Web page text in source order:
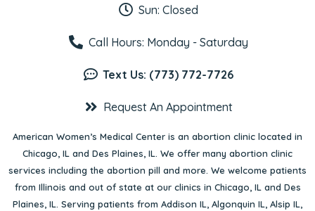
Sun: Closed
Call Hours: Monday - Saturday
Text Us: (773) 772-7726
Request An Appointment
American Women’s Medical Center is an abortion clinic located in
Chicago, IL and Des Plaines, IL. We offer many abortion clinic
services including the abortion pill and more. We welcome patients
from Illinois and out of state at our clinics in Chicago, IL and Des
Plaines, IL. Serving patients from Addison IL, Algonquin IL, Alsip IL,